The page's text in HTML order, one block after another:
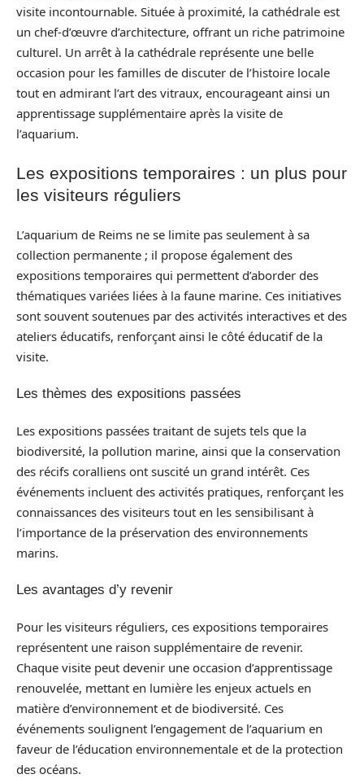
visite incontournable. Située à proximité, la cathédrale est
un chef-d’œuvre d’architecture, offrant un riche patrimoine
culturel. Un arrêt à la cathédrale représente une belle
occasion pour les familles de discuter de l’histoire locale
tout en admirant l’art des vitraux, encourageant ainsi un
apprentissage supplémentaire après la visite de
l’aquarium.
Les expositions temporaires : un plus pour
les visiteurs réguliers
L’aquarium de Reims ne se limite pas seulement à sa
collection permanente ; il propose également des
expositions temporaires qui permettent d’aborder des
thématiques variées liées à la faune marine. Ces initiatives
sont souvent soutenues par des activités interactives et des
ateliers éducatifs, renforçant ainsi le côté éducatif de la
visite.
Les thèmes des expositions passées
Les expositions passées traitant de sujets tels que la
biodiversité, la pollution marine, ainsi que la conservation
des récifs coralliens ont suscité un grand intérêt. Ces
événements incluent des activités pratiques, renforçant les
connaissances des visiteurs tout en les sensibilisant à
l’importance de la préservation des environnements
marins.
Les avantages d’y revenir
Pour les visiteurs réguliers, ces expositions temporaires
représentent une raison supplémentaire de revenir.
Chaque visite peut devenir une occasion d’apprentissage
renouvelée, mettant en lumière les enjeux actuels en
matière d’environnement et de biodiversité. Ces
événements soulignent l’engagement de l’aquarium en
faveur de l’éducation environnementale et de la protection
des océans.